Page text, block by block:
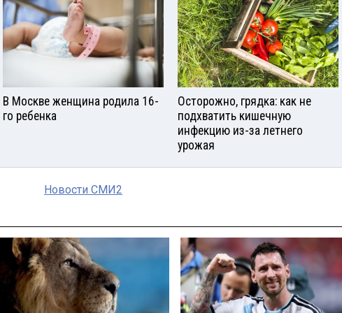
В Москве женщина родила 16-
го ребенка
Осторожно, грядка: как не
подхватить кишечную
инфекцию из-за летнего
урожая
Новости СМИ2